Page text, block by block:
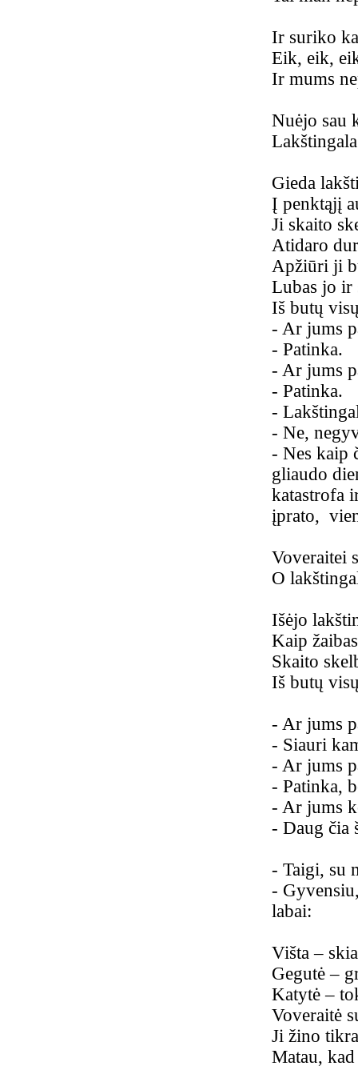
Ir suriko
Eik, eik,
Ir mums
Nuėjo sau
Gieda
Į penktąjį
Ji skaito
Atidaro
Apžiūri ji
Lubas jo ir
Iš butų
- Ar jums
- Patinka.
- Ar jums
- Patinka.
-
- Ne,
- Nes kaip
gliaudo
katastrofa
įprato,
Voveraitei
O
Išėjo
Kaip
Skaito
Iš butų
- Ar jums
- Siauri
- Ar jums
- Patinka,
- Ar jums
- Daug čia
- Taigi, su
-
labai:
Višta –
Gegutė –
Katytė –
Voveraitė
Ji žino
Matau,